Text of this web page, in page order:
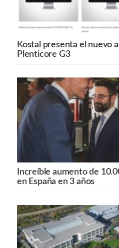
Kostal presenta el nuevo
Plenticore G3
Increíble aumento de
en España en 3 años